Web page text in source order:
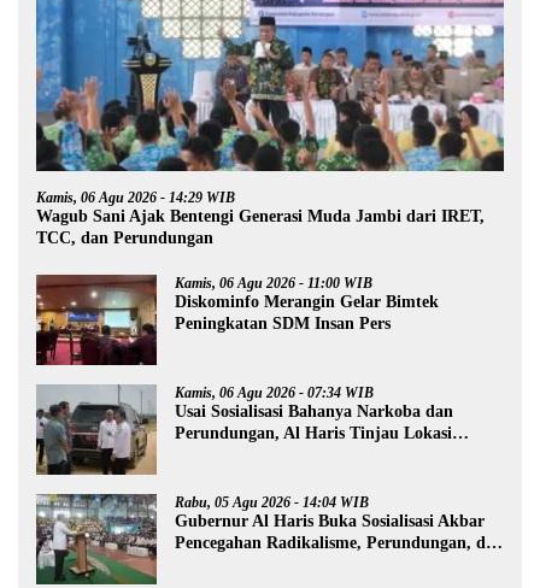
Kamis, 06 Agu 2026 - 14:29 WIB
Wagub Sani Ajak Bentengi Generasi Muda Jambi dari IRET,
TCC, dan Perundungan
Kamis, 06 Agu 2026 - 11:00 WIB
Diskominfo Merangin Gelar Bimtek
Peningkatan SDM Insan Pers
Kamis, 06 Agu 2026 - 07:34 WIB
Usai Sosialisasi Bahanya Narkoba dan
Perundungan, Al Haris Tinjau Lokasi
Rabu, 05 Agu 2026 - 14:04 WIB
Gubernur Al Haris Buka Sosialisasi Akbar
Pencegahan Radikalisme, Perundungan, dan